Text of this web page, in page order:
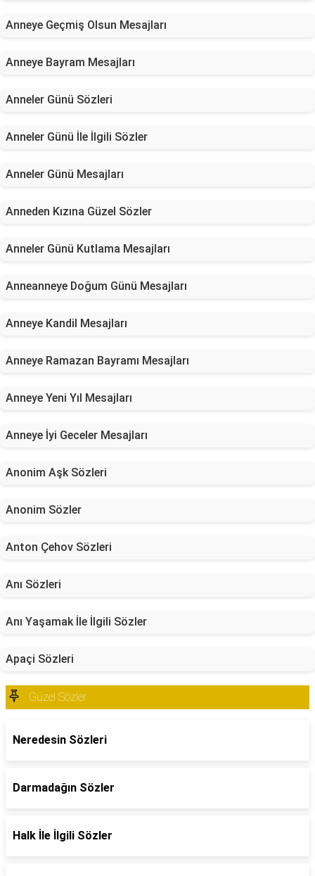
Anneye Geçmiş Olsun Mesajları
Anneye Bayram Mesajları
Anneler Günü Sözleri
Anneler Günü İle İlgili Sözler
Anneler Günü Mesajları
Anneden Kızına Güzel Sözler
Anneler Günü Kutlama Mesajları
Anneanneye Doğum Günü Mesajları
Anneye Kandil Mesajları
Anneye Ramazan Bayramı Mesajları
Anneye Yeni Yıl Mesajları
Anneye İyi Geceler Mesajları
Anonim Aşk Sözleri
Anonim Sözler
Anton Çehov Sözleri
Anı Sözleri
Anı Yaşamak İle İlgili Sözler
Apaçi Sözleri
Güzel Sözler
Neredesin Sözleri
Darmadağın Sözler
Halk İle İlgili Sözler